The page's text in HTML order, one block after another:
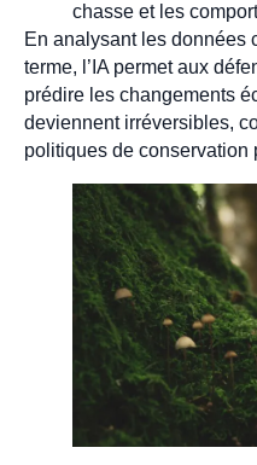
chasse et les
En analysant les données
terme, l’IA permet aux
prédire les changements
deviennent irréversibles,
politiques de conservation